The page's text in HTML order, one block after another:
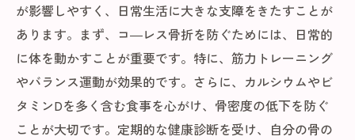
が影響しやすく、日常生活に大きな支障をきたすことが
あります。まず、コ―レス骨折を防ぐためには、日常的
に体を動かすことが重要です。特に、筋力トレーニング
やバランス運動が効果的です。さらに、カルシウムやビ
タミンDを多く含む食事を心がけ、骨密度の低下を防ぐ
ことが大切です。定期的な健康診断を受け、自分の骨の